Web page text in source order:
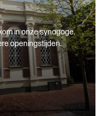
in onze synagoge.
openingstijden.